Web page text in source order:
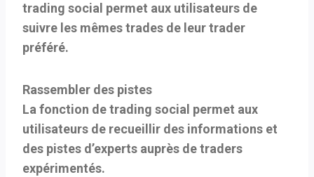
trading social permet aux utilisateurs de
suivre les mêmes trades de leur trader
préféré.
Rassembler des pistes
La fonction de trading social permet aux
utilisateurs de recueillir des informations et
des pistes d’experts auprès de traders
expérimentés.